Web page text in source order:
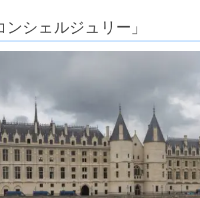
シェルジュリー」